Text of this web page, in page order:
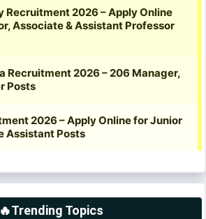
🔥Trending Topics